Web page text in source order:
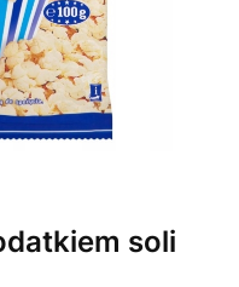
soli